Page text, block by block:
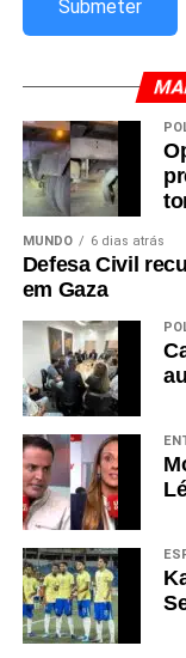
MUNDO 6 dias atrás
Defesa Civil
em Gaza